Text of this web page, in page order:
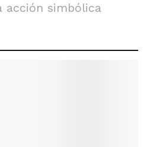
acción simbólica